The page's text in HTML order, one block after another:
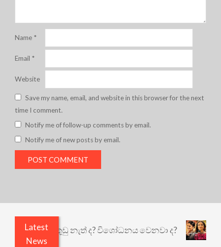
Name *
Email *
Website
Save my name, email, and website in this browser for the next
time I comment.
Notify me of follow-up comments by email.
Notify me of new posts by email.
Latest
News
ඇතුළෙයි කුඩු නැත් ද? විශෝධනය වෙනවා ද?